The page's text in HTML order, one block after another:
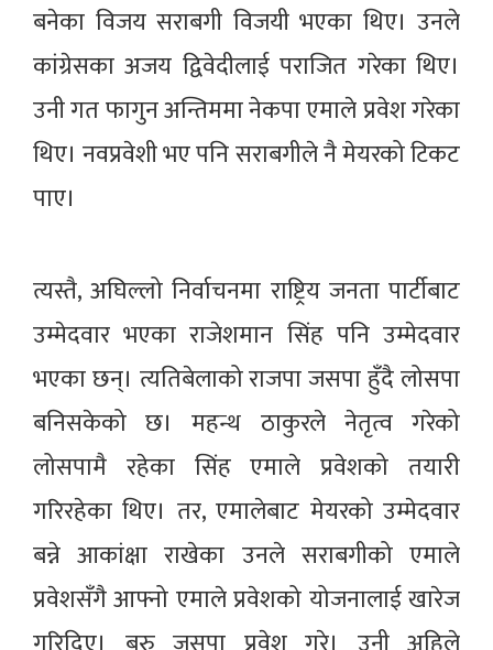
बनेका विजय सराबगी विजयी भएका थिए। उनले
कांग्रेसका अजय द्विवेदीलाई पराजित गरेका थिए।
उनी गत फागुन अन्तिममा नेकपा एमाले प्रवेश गरेका
थिए। नवप्रवेशी भए पनि सराबगीले नै मेयरको टिकट
पाए।
त्यस्तै, अघिल्लो निर्वाचनमा राष्ट्रिय जनता पार्टीबाट
उम्मेदवार भएका राजेशमान सिंह पनि उम्मेदवार
भएका छन्। त्यतिबेलाको राजपा जसपा हुँदै लोसपा
बनिसकेको छ। महन्थ ठाकुरले नेतृत्व गरेको
लोसपामै रहेका सिंह एमाले प्रवेशको तयारी
गरिरहेका थिए। तर, एमालेबाट मेयरको उम्मेदवार
बन्ने आकांक्षा राखेका उनले सराबगीको एमाले
प्रवेशसँगै आफ्नो एमाले प्रवेशको योजनालाई खारेज